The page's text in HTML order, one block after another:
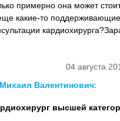
примерно она может
какие-то поддерживающие
04 августа
Валентинович:
высшей